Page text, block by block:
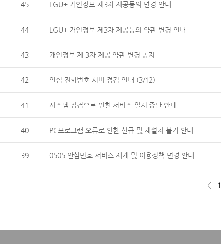
45 LGU+ 개인정보 제3자 제공동의 변경 안내
44 LGU+ 개인정보 제3자 제공동의 약관 변경 안내
43 개인정보 제 3자 제공 약관 변경 공지
42 안심 전화번호 서버 점검 안내 (3/12)
41 시스템 점검으로 인한 서비스 일시 중단 안내
40 PC프로그램 오류로 인한 신규 및 재설치 불가 안내
39 0505 안심번호 서비스 재개 및 이용정책 변경 안내
< 1